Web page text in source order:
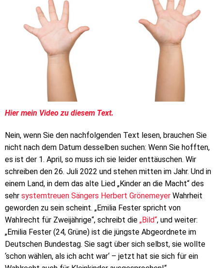
Hier mein Video zu diesem Text.
Nein, wenn Sie den nachfolgenden Text lesen, brauchen Sie
nicht nach dem Datum desselben suchen: Wenn Sie hofften,
es ist der 1. April, so muss ich sie leider enttäuschen. Wir
schreiben den 26. Juli 2022 und stehen mitten im Jahr. Und in
einem Land, in dem das alte Lied „Kinder an die Macht“ des
sehr systemtreuen Sängers Herbert Grönemeyer Wahrheit
geworden zu sein scheint. „Emilia Fester spricht von
Wahlrecht für Zweijährige“, schreibt die „Bild“, und weiter:
„Emilia Fester (24, Grüne) ist die jüngste Abgeordnete im
Deutschen Bundestag. Sie sagt über sich selbst, sie wollte
‘schon wählen, als ich acht war‘ – jetzt hat sie sich für ein